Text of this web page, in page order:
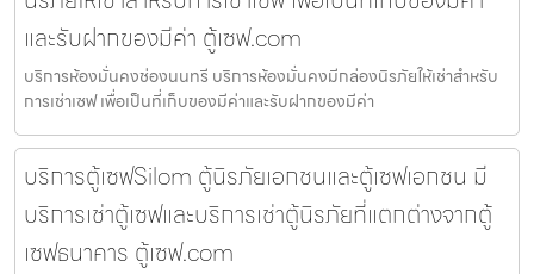
และรับฝากของมีค่า ตู้เซฟ.com
บริการห้องมั่นคงช่องนนทรี บริการห้องมั่นคงมีกล่องนิรภัยให้เช่าสำหรับ
การเช่าเซฟ เพื่อเป็นที่เก็บของมีค่าและรับฝากของมีค่า
บริการตู้เซฟSilom ตู้นิรภัยเอกชนและตู้เซฟเอกชน มี
บริการเช่าตู้เซฟและบริการเช่าตู้นิรภัยที่แตกต่างจากตู้
เซฟธนาคาร ตู้เซฟ.com